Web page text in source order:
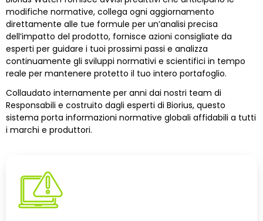
modifiche normative, collega ogni aggiornamento
direttamente alle tue formule per un’analisi precisa
dell’impatto del prodotto, fornisce azioni consigliate da
esperti per guidare i tuoi prossimi passi e analizza
continuamente gli sviluppi normativi e scientifici in tempo
reale per mantenere protetto il tuo intero portafoglio.
Collaudato internamente per anni dai nostri team di
Responsabili e costruito dagli esperti di Biorius, questo
sistema porta informazioni normative globali affidabili a tutti
i marchi e produttori.